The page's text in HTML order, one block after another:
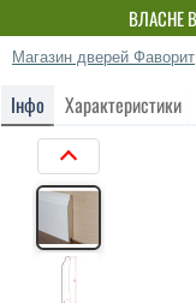
ВЛАСНЕ
Магазин дверей Фаворит
Інфо Характеристики